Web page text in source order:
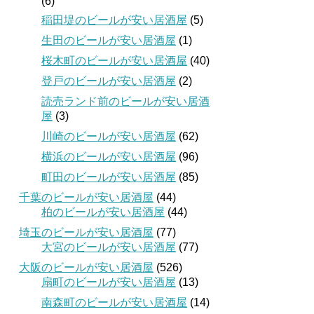
稲田堤のビールが安い居酒屋 (5)
生田のビールが安い居酒屋 (1)
桜木町のビールが安い居酒屋 (40)
登戸のビールが安い居酒屋 (2)
読売ランド前のビールが安い居酒
屋 (3)
川崎のビールが安い居酒屋 (62)
横浜のビールが安い居酒屋 (96)
町田のビールが安い居酒屋 (85)
千葉のビールが安い居酒屋 (44)
柏のビールが安い居酒屋 (44)
埼玉のビールが安い居酒屋 (77)
大宮のビールが安い居酒屋 (77)
大阪のビールが安い居酒屋 (526)
扇町のビールが安い居酒屋 (13)
南森町のビールが安い居酒屋 (14)